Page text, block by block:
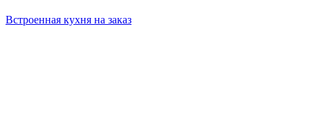
Встроенная кухня на заказ